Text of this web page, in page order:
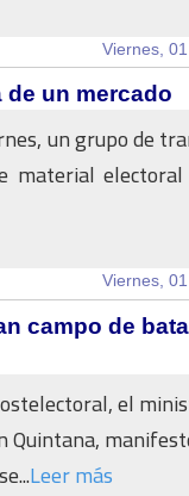
Viernes,
de un mercado
un grupo de
material
Viernes,
campo de
el
Quintana,
Leer más